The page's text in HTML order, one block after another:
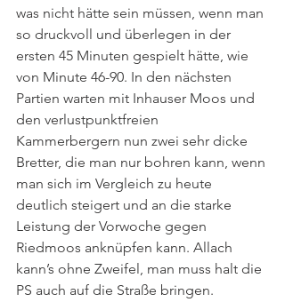
was nicht hätte sein müssen, wenn man
so druckvoll und überlegen in der
ersten 45 Minuten gespielt hätte, wie
von Minute 46-90. In den nächsten
Partien warten mit Inhauser Moos und
den verlustpunktfreien
Kammerbergern nun zwei sehr dicke
Bretter, die man nur bohren kann, wenn
man sich im Vergleich zu heute
deutlich steigert und an die starke
Leistung der Vorwoche gegen
Riedmoos anknüpfen kann. Allach
kann’s ohne Zweifel, man muss halt die
PS auch auf die Straße bringen.